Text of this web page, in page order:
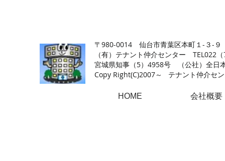
〒980-0014 仙台市青葉区本町１-３-９
（有）テナント仲介センター TEL022
宮城県知事（5）4958号 （公社）全日
Copy Right(C)2007～ テナント仲介セ
HOME 会社概要